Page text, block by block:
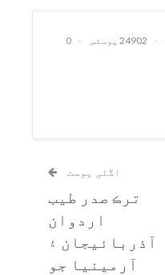
24902 پوسٹس
0
اگلی پوسٹ
ترڪ صدر طيب
اردوان
آذربائيجان ۽
آرمينيا جو